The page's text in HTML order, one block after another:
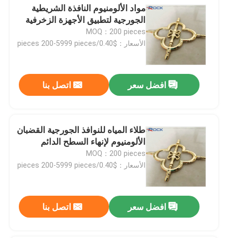
اترك رسالة
مواد الألومنيوم النافذة الشريطية
الجورجية لتطبيق الأجهزة الزخرفية
MOQ：200 pieces
الأسعار：$0.40/pieces 200-5999 pieces
افضل سعر اتصل بنا
طلاء المياه للنوافذ الجورجية القضبان
الألومنيوم لإنهاء السطح الدائم
MOQ：200 pieces
الأسعار：$0.40/pieces 200-5999 pieces
افضل سعر اتصل بنا